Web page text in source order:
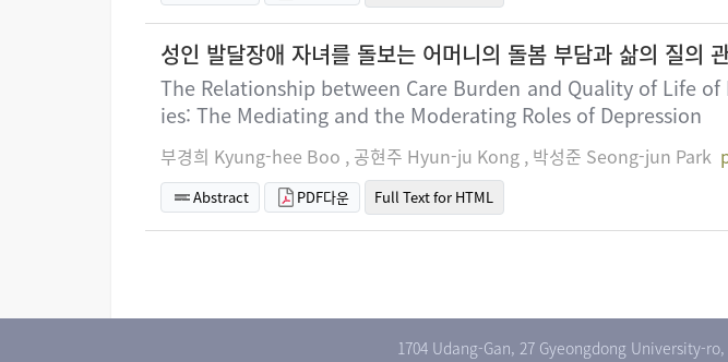
성인 발달장애 자녀를 돌보는 어머니의 돌봄 부담과 삶의 질의
The Relationship between Care Burden and Quality of Life
ies: The Mediating and the Moderating Roles of Depression
부경희 Kyung-hee Boo , 공현주 Hyun-ju Kong , 박성준 Seong-jun Park
Abstract PDF다운 Full Text for HTML
1704 Udang-Gan, 27 Gyeongdong University-